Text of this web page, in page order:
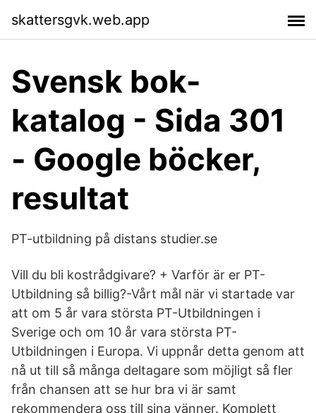
skattersgvk.web.app
Svensk bok-
katalog - Sida 301
- Google böcker,
resultat
PT-utbildning på distans studier.se
Vill du bli kostrådgivare? + Varför är er PT-
Utbildning så billig?-Vårt mål när vi startade var
att om 5 år vara största PT-Utbildningen i
Sverige och om 10 år vara största PT-
Utbildningen i Europa. Vi uppnår detta genom att
nå ut till så många deltagare som möjligt så fler
från chansen att se hur bra vi är samt
rekommendera oss till sina vänner. Komplett